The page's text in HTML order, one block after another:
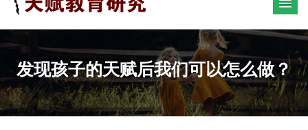
发现孩子的天赋后我们可以怎么做？